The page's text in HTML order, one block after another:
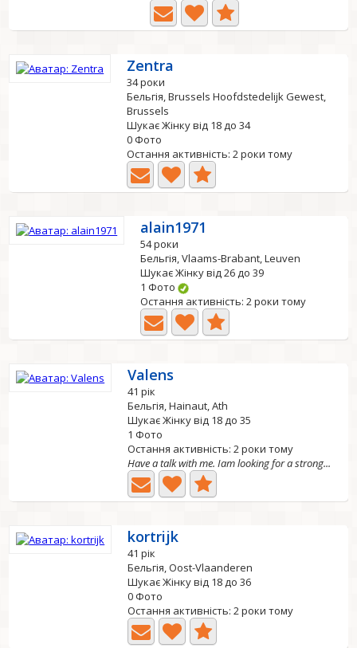
Zentra
34 роки
Бельгія, Brussels Hoofdstedelijk Gewest,
Brussels
Шукає Жінку від 18 до 34
0 Фото
Остання активність: 2 роки тому
alain1971
54 роки
Бельгія, Vlaams-Brabant, Leuven
Шукає Жінку від 26 до 39
1 Фото
Остання активність: 2 роки тому
Valens
41 рік
Бельгія, Hainaut, Ath
Шукає Жінку від 18 до 35
1 Фото
Остання активність: 2 роки тому
Have a talk with me. Iam looking for a strong...
kortrijk
41 рік
Бельгія, Oost-Vlaanderen
Шукає Жінку від 18 до 36
0 Фото
Остання активність: 2 роки тому